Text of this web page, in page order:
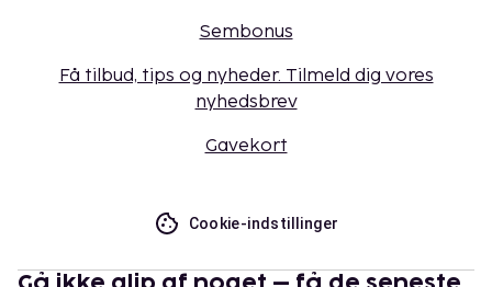
Sembonus
Få tilbud, tips og nyheder. Tilmeld dig vores
nyhedsbrev
Gavekort
Cookie-indstillinger